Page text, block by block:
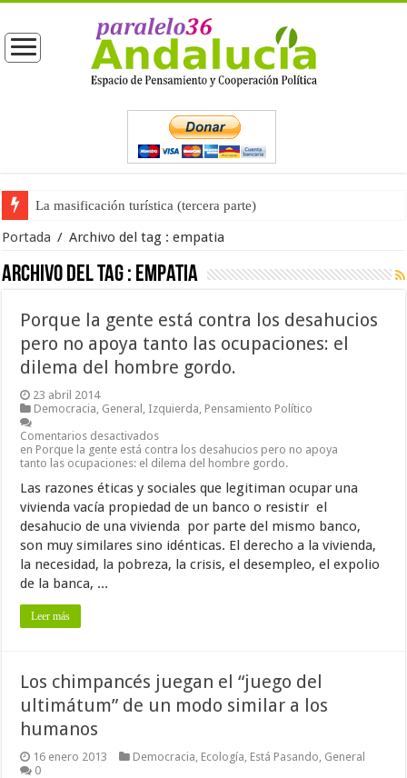
La masificación turística (tercera parte)
Portada / Archivo del tag :empatia
Archivo del tag : empatia
Porque la gente está contra los desahucios
pero no apoya tanto las ocupaciones: el
dilema del hombre gordo.
23 abril 2014
Democracia, General , Izquierda, Pensamiento Político
Comentarios desactivados
en Porque la gente está contra los desahucios pero no apoya
tanto las ocupaciones: el dilema del hombre gordo.
Las razones éticas y sociales que legitiman ocupar una
vivienda vacía propiedad de un banco o resistir el
desahucio de una vivienda por parte del mismo banco,
son muy similares sino idénticas. El derecho a la vivienda,
la necesidad, la pobreza, la crisis, el desempleo, el expolio
de la banca, ...
Leer más
Los chimpancés juegan el “juego del
ultimátum” de un modo similar a los
humanos
16 enero 2013 Democracia, Ecología, Está Pasando, General
0